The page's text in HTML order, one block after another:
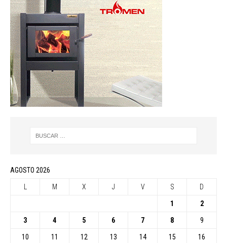
AGOSTO 2026
L M X J V S D
1 2
3 4 5 6 7 8 9
10 11 12 13 14 15 16